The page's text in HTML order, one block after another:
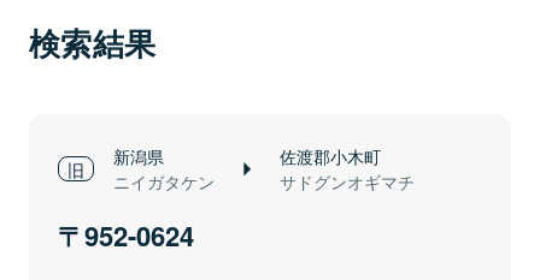
検索結果
新潟県
ニイガタケン
佐渡郡小木町
サドグンオギマチ
952-0624